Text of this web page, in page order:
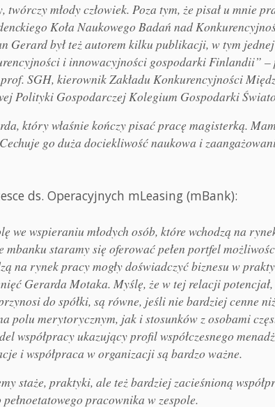
młody człowiek. Poza tym, że pisał u mnie
Koła Naukowego Badań nad
Gerard był też autorem kilku publikacji, w tym
i innowacyjności gospodarki Finlandii” –
prof. SGH, kierownik Zakładu Konkurencyjności
Polityki Gospodarczej Kolegium Gospodarki
który właśnie kończy pisać pracę magisterką.
go duża dociekliwość naukowa i
ds. Operacyjnych mLeasing (mBank):
we wspieraniu młodych osób, które wchodzą na
staramy się oferować pełen portfel
na rynek pracy mogły doświadczyć biznesu w
Gerarda Motaka. Myślę, że w tej relacji
do spółki, są równe, jeśli nie bardziej cenne
polu merytorycznym, jak i stosunków z osobami
współpracy ukazujący profil współczesnego
i współpraca w organizacji są bardzo ważne.
staże, praktyki, ale też bardziej zacieśnioną
pracownika w zespole.